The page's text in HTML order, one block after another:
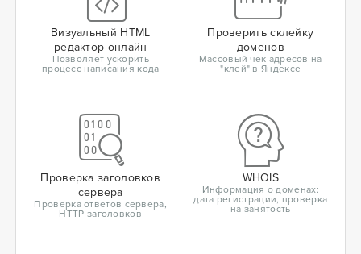
Визуальный HTML
редактор онлайн
Позволяет ускорить
процесс написания кода
Проверить склейку
доменов
Массовый чек адресов на
"клей" в Яндексе
Проверка заголовков
сервера
Проверка ответов сервера,
HTTP заголовков
WHOIS
Информация о доменах:
дата регистрации, проверка
на занятость